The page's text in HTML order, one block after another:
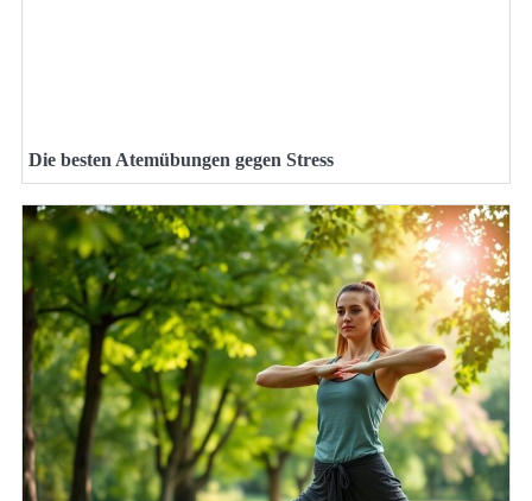
Die besten Atemübungen gegen Stress